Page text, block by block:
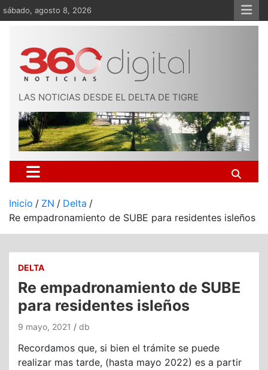
Saltar
al
sábado, agosto 8, 2026
LAS NOTICIAS DESDE EL DELTA DE TIGRE
Inicio ZN
Delta
Re empadronamiento de SUBE para residentes isleños
DELTA
Re empadronamiento de SUBE
para residentes isleños
9 mayo, 2021 db
Recordamos que, si bien el trámite se puede
realizar mas tarde, (hasta mayo 2022) es a partir